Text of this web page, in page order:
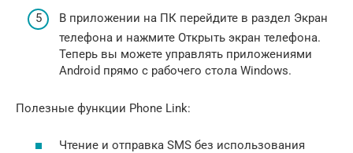
В приложении на ПК перейдите в раздел Экран
телефона и нажмите Открыть экран телефона.
Теперь вы можете управлять приложениями
Android прямо с рабочего стола Windows.
Полезные функции Phone Link:
Чтение и отправка SMS без использования